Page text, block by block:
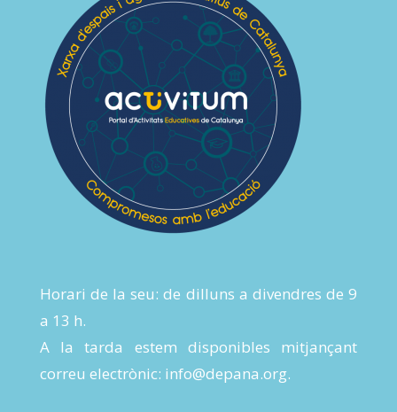
Horari de la seu: de dilluns a divendres de 9
a 13 h.
A la tarda estem disponibles mitjançant
correu electrònic: info@depana.org.